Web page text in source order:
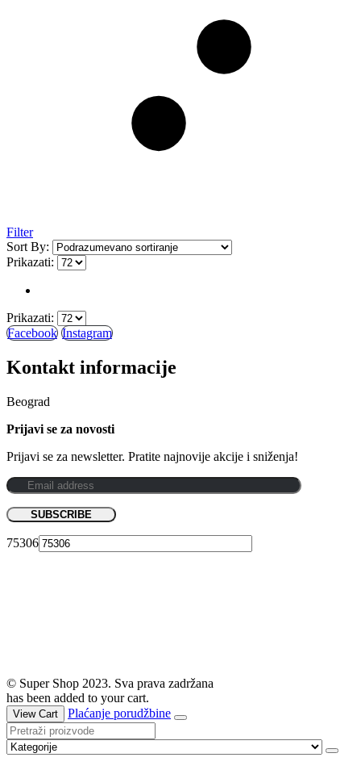
Filter
Sort By:
Prikazati:
Prikazati:
Facebook Instagram
Kontakt informacije
Beograd
Prijavi se za novosti
Prijavi se za newsletter. Pratite najnovije akcije i sniženja!
75306
© Super Shop 2023. Sva prava zadržana
has been added to your cart.
View Cart Plaćanje porudžbine